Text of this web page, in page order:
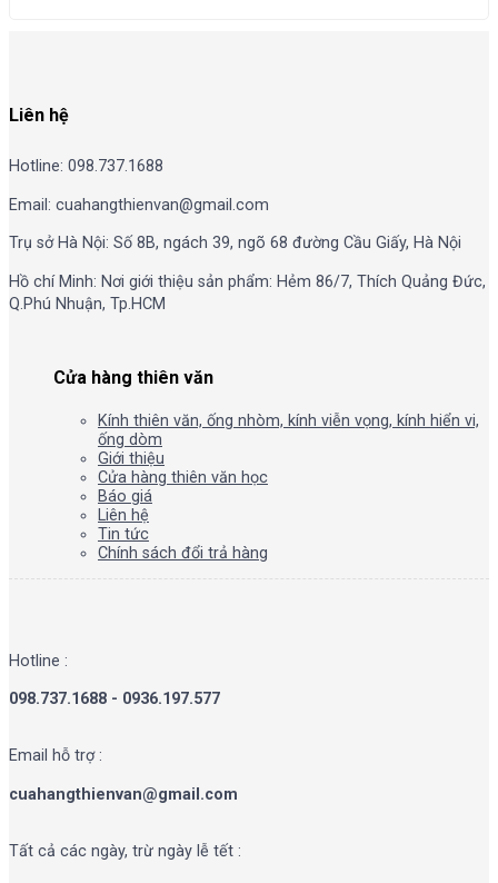
Liên hệ
Hotline: 098.737.1688
Email: cuahangthienvan@gmail.com
Trụ sở Hà Nội: Số 8B, ngách 39, ngõ 68 đường Cầu Giấy, Hà Nội
Hồ chí Minh: Nơi giới thiệu sản phẩm: Hẻm 86/7, Thích Quảng Đức,
Q.Phú Nhuận, Tp.HCM
Cửa hàng thiên văn
Kính thiên văn, ống nhòm, kính viễn vọng, kính hiển vi,
ống dòm
Giới thiệu
Cửa hàng thiên văn học
Báo giá
Liên hệ
Tin tức
Chính sách đổi trả hàng
Hotline :
098.737.1688 - 0936.197.577
Email hỗ trợ :
cuahangthienvan@gmail.com
Tất cả các ngày, trừ ngày lễ tết :